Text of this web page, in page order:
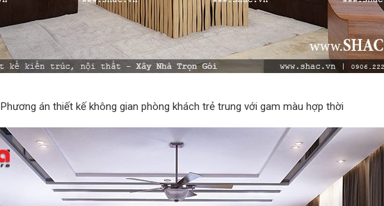
Phương án thiết kế không gian phòng khách trẻ trung với gam màu hợp thời